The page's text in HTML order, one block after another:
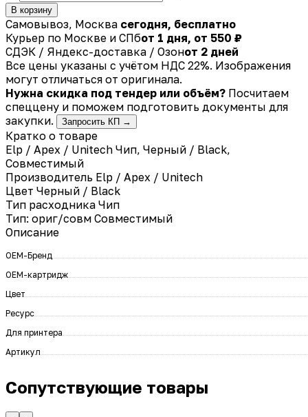
В корзину
Самовывоз, Москва сегодня, бесплатно
Курьер по Москве и СПбот 1 дня, от 550 ₽
СДЭК / Яндекс-доставка / Озонот 2 дней
Все цены указаны с учётом НДС 22%. Изображения
могут отличаться от оригинала.
Нужна скидка под тендер или объём? Посчитаем
спеццену и поможем подготовить документы для
закупки.
Запросить КП →
Кратко о товаре
Elp / Apex / Unitech Чип, Черный / Black,
Совместимый
Производитель Elp / Apex / Unitech
Цвет Черный / Black
Тип расходника Чип
Тип: ориг/совм Совместимый
Описание
OEM-Бренд
OEM-картридж
Цвет
Ресурс
Для принтера
Артикул
Сопутствующие товары